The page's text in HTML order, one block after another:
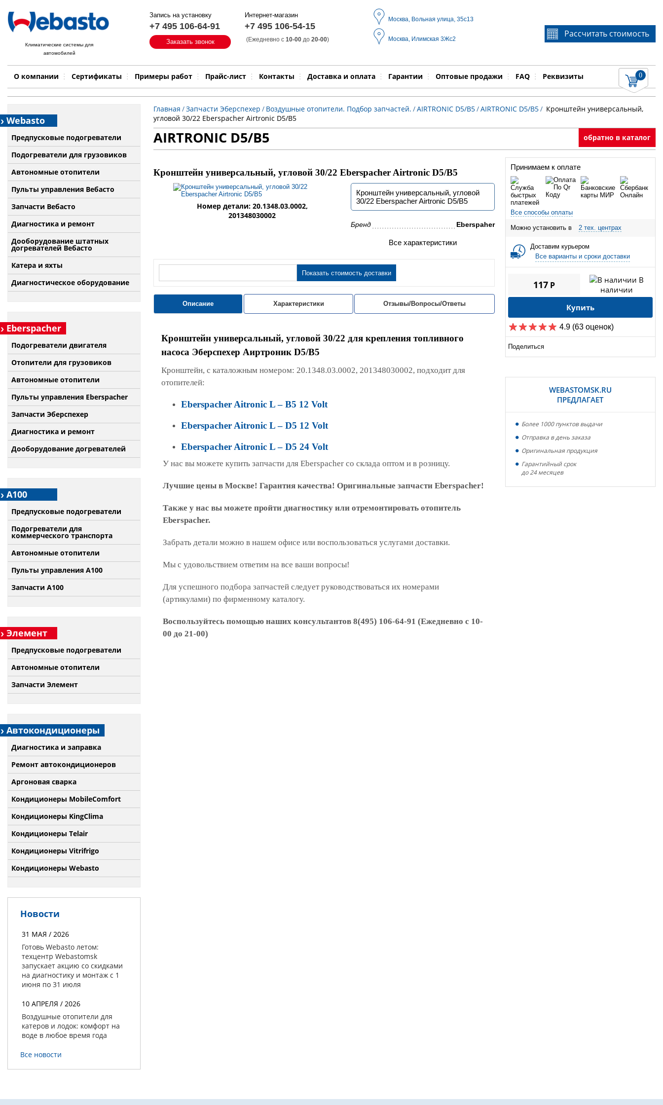
Климатические системы для
автомобилей
Запись на установку
+7 495 106-64-91
Заказать звонок
Интернет-магазин
+7 495 106-54-15
(Ежедневно с 10-00 до 20-00)
Москва, Вольная улица, 35с13
Москва, Илимская 3Жс2
Рассчитать стоимость
О компании Сертификаты Примеры работ Прайс-лист Контакты Доставка и оплата Гарантии Оптовые продажи FAQ Реквизиты 0
Быстрый поиск:
Если Вы не знаете идентификационный номер
запчасти, звоните по телефону+7 495 106-64-91, мы
Примеры работ Бренд Модель Выполняемые работы
Webasto
Предпусковые подогреватели
Подогреватели для грузовиков
Автономные отопители
Пульты управления Вебасто
Запчасти Вебасто
Диагностика и ремонт
Дооборудование штатных
догревателей Вебасто
Катера и яхты
Диагностическое оборудование
Eberspacher
Подогреватели двигателя
Отопители для грузовиков
Автономные отопители
Пульты управления Eberspacher
Запчасти Эберспехер
Диагностика и ремонт
Дооборудование догревателей
А100
Предпусковые подогреватели
Подогреватели для
коммерческого транспорта
Автономные отопители
Пульты управления A100
Запчасти А100
Элемент
Предпусковые подогреватели
Автономные отопители
Запчасти Элемент
Автокондиционеры
Диагностика и заправка
Ремонт автокондиционеров
Аргоновая сварка
Кондиционеры MobileComfort
Кондиционеры KingClima
Кондиционеры Telair
Кондиционеры Vitrifrigo
Кондиционеры Webasto
Новости
31 МАЯ / 2026
Готовь Webasto летом:
техцентр Webastomsk
запускает акцию со скидками
на диагностику и монтаж с 1
июня по 31 июля
10 АПРЕЛЯ / 2026
Воздушные отопители для
катеров и лодок: комфорт на
воде в любое время года
Все новости
Главная /Запчасти Эберспехер / Воздушные отопители. Подбор запчастей. /AIRTRONIC D5/B5/AIRTRONIC D5/B5/ Кронштейн универсальный,
угловой 30/22 Eberspacher Airtronic D5/B5
обратно в каталог
AIRTRONIC D5/B5
Принимаем к оплате
Все способы оплаты
Можно установить в 2 тех. центрах
Доставим курьером
Все варианты и сроки доставки
117P
В
наличии
Купить
4.9 (63 оценок)
Поделиться
WEBASTOMSK.RU
ПРЕДЛАГАЕТ
Более 1000 пунктов выдачи
Отправка в день заказа
Оригинальная продукция
Гарантийный срок
до 24 месяцев
Кронштейн универсальный, угловой 30/22 Eberspacher Airtronic D5/B5
Номер детали: 20.1348.03.0002,
201348030002
Кронштейн универсальный, угловой
30/22 Eberspacher Airtronic D5/B5
Бренд Eberspaher
Все характеристики
Показать стоимость доставки
Описание Характеристики Отзывы/Вопросы/Ответы
Кронштейн универсальный, угловой 30/22 для крепления топливного
насоса Эберспехер Аиртроник D5/B5
Кронштейн, с каталожным номером: 20.1348.03.0002, 201348030002, подходит для
отопителей:
Eberspacher Aitronic L – B5 12 Volt
Eberspacher Aitronic L – D5 12 Volt
Eberspacher Aitronic L – D5 24 Volt
У нас вы можете купить запчасти для Eberspacher со склада оптом и в розницу.
Лучшие цены в Москве! Гарантия качества! Оригинальные запчасти Eberspacher!
Также у нас вы можете пройти диагностику или отремонтировать отопитель
Eberspacher.
Забрать детали можно в нашем офисе или воспользоваться услугами доставки.
Мы с удовольствием ответим на все ваши вопросы!
Для успешного подбора запчастей следует руководствоваться их номерами
(артикулами) по фирменному каталогу.
Воспользуйтесь помощью наших консультантов 8(495) 106-64-91 (Ежедневно с 10-
00 до 21-00)